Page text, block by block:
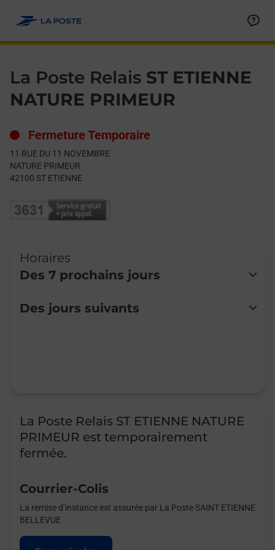
La Poste Relais ST ETIENNE
NATURE PRIMEUR
Fermeture Temporaire
11 RUE DU 11 NOVEMBRE
NATURE PRIMEUR
42100 ST ETIENNE
Horaires
Des 7 prochains jours
Lundi
Fermé
Des jours suivants
La Poste Relais ST ETIENNE NATURE
PRIMEUR est temporairement
fermée.
Courrier-Colis
La remise d’instance est assurée par La Poste SAINT ETIENNE
BELLEVUE